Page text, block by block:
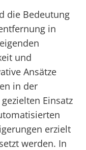
die Bedeutung
in
und
Ansätze
in der
Einsatz
erzielt
werden. In